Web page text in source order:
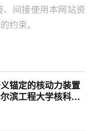
、间接使用本网站资
约束。
锚定的核动力装置
滨工程大学核科学